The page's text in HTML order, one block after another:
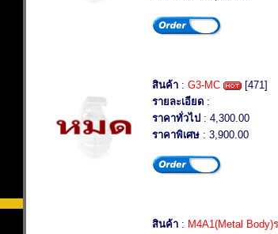
สินค้า : G3-MC
[471]
รายละเอียด :
ราคาทั่วไป : 4,300.00
ราคาพิเศษ : 3,900.00
สินค้า : M4A1(Metal Body)